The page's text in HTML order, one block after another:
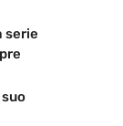
serie